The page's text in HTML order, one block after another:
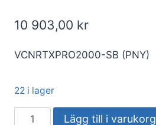
10 903,00 kr
VCNRTXPRO2000-SB (PNY)
22 i lager
VGA
Lägg till i varukorg